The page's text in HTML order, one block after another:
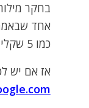
בחקר
אחד
כמו 5 שקלים בחודש (לא בטוח שהם יתבזבזו) ואז תוכלו סוף סוף לקבל את נפחי החיפוש של הביטויים.
אז אם יש